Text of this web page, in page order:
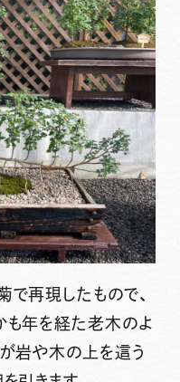
再現したもので、
も年を経た老木のよ
岩や木の上を這う